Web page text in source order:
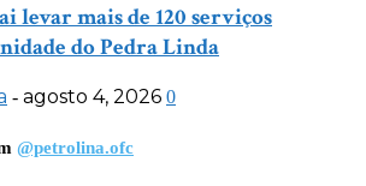
levar mais de 120 serviços
do Pedra Linda
- agosto 4, 2026 0
@petrolina.ofc